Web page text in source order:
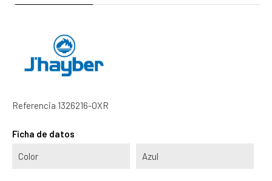
Referencia 1326216-OXR
Ficha de datos
Color Azul